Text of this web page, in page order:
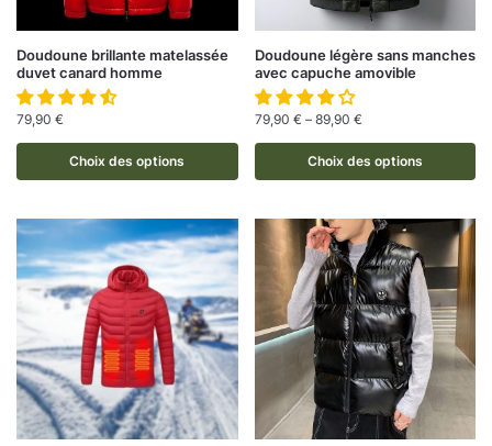
Doudoune brillante matelassée
duvet canard homme
79,90 €
Choix des options
Doudoune légère sans manches
avec capuche amovible
79,90 € – 89,90 €
Choix des options